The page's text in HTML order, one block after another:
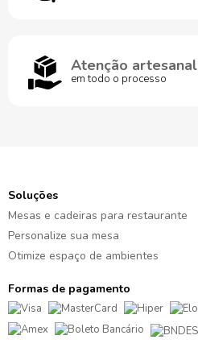
Atenção artesanal
em todo o processo
Soluções
Mesas e cadeiras para restaurante
Personalize sua mesa
Otimize espaço de ambientes
Formas de pagamento